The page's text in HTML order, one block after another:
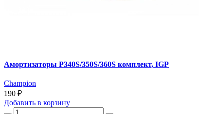
Амортизаторы P340S/350S/360S комплект, IGP
Champion
190 ₽
Добавить в корзину